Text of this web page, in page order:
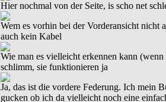
Hier nochmal von der Seite, is scho net
Wem es vorhin bei der Vorderansicht nicht
auch kein Kabel
Wie man es vielleicht erkennen kann
schlimm, sie funktionieren ja
Ja, das ist die vordere Federung. Ich mein
gucken ob ich da vielleicht noch eine